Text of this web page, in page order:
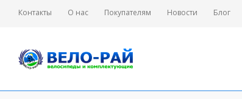
Контакты О нас Покупателям Новости Блог